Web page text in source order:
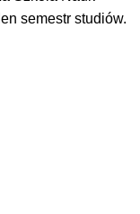
semestr studiów.